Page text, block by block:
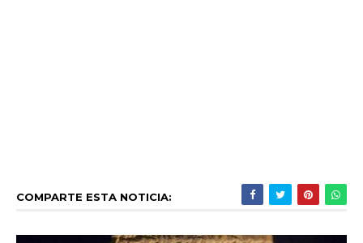
COMPARTE ESTA NOTICIA: